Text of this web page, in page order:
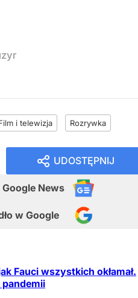
i telewizja Rozrywka
UDOSTĘPNIJ
Google News
w Google
Fauci wszystkich okłamał.
pandemii